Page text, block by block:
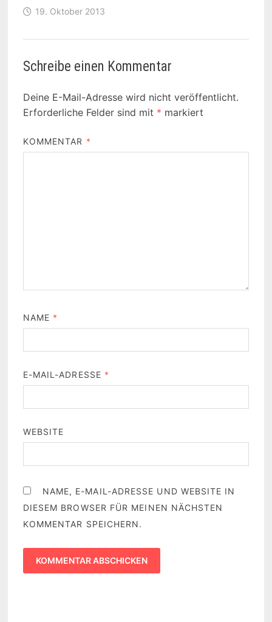
19. Oktober 2013
Schreibe einen Kommentar
Deine E-Mail-Adresse wird nicht veröffentlicht.
Erforderliche Felder sind mit * markiert
KOMMENTAR *
NAME *
E-MAIL-ADRESSE *
WEBSITE
NAME, E-MAIL-ADRESSE UND WEBSITE IN
DIESEM BROWSER FÜR MEINEN NÄCHSTEN
KOMMENTAR SPEICHERN.